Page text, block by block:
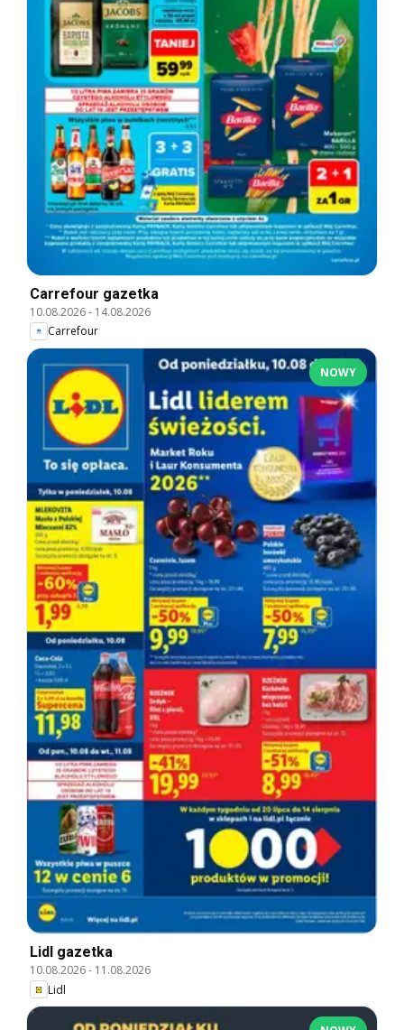
Carrefour gazetka
10.08.2026- 14.08.2026
Carrefour
NOWY
Lidl gazetka
10.08.2026- 11.08.2026
Lidl